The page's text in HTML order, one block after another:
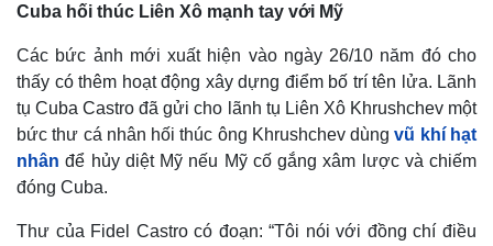
Cuba hối thúc Liên Xô mạnh tay với Mỹ
Các bức ảnh mới xuất hiện vào ngày 26/10 năm đó cho
thấy có thêm hoạt động xây dựng điểm bố trí tên lửa. Lãnh
tụ Cuba Castro đã gửi cho lãnh tụ Liên Xô Khrushchev một
bức thư cá nhân hối thúc ông Khrushchev dùngvũ khí hạt
nhân để hủy diệt Mỹ nếu Mỹ cố gắng xâm lược và chiếm
đóng Cuba.
Thư của Fidel Castro có đoạn: “Tôi nói với đồng chí điều